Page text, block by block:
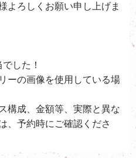
よろしくお願い申し上げま
した！
ーの画像を使用している場
構成、金額等、実際と異な
、予約時にご確認くださ